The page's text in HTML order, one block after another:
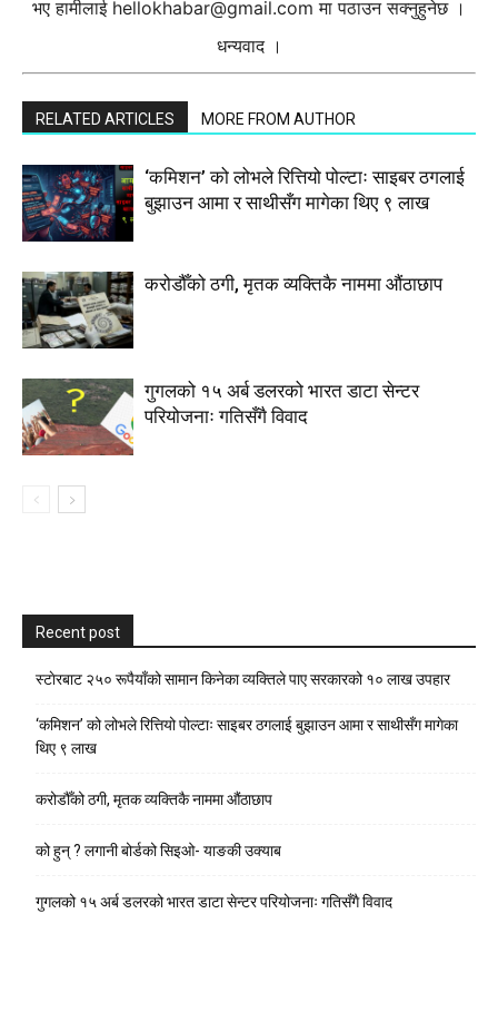
भए हामीलाई hellokhabar@gmail.com मा पठाउन सक्नुहुनेछ ।
धन्यवाद ।
RELATED ARTICLES MORE FROM AUTHOR
‘कमिशन’ को लोभले रित्तियो पोल्टाः साइबर ठगलाई
बुझाउन आमा र साथीसँग मागेका थिए ९ लाख
करोडौँको ठगी, मृतक व्यक्तिकै नाममा औंठाछाप
गुगलको १५ अर्ब डलरको भारत डाटा सेन्टर
परियोजनाः गतिसँगै विवाद
Recent post
स्टाेरबाट २५० रूपैयाँको सामान किनेका व्यक्तिले पाए सरकारको १० लाख उपहार
‘कमिशन’ को लोभले रित्तियो पोल्टाः साइबर ठगलाई बुझाउन आमा र साथीसँग मागेका
थिए ९ लाख
करोडौँको ठगी, मृतक व्यक्तिकै नाममा औंठाछाप
को हुन् ? लगानी बोर्डको सिइओ- याङकी उक्याब
गुगलको १५ अर्ब डलरको भारत डाटा सेन्टर परियोजनाः गतिसँगै विवाद